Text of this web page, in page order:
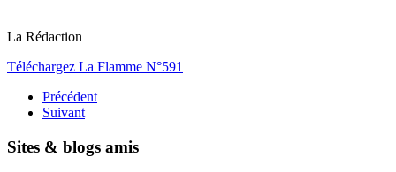
La Rédaction
Téléchargez La Flamme N°591
Précédent
Suivant
Sites & blogs amis